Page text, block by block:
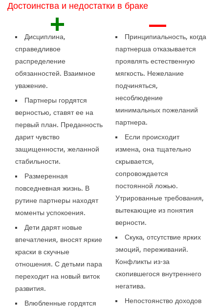
Достоинства и недостатки в браке
+
Дисциплина,
справедливое
распределение
обязанностей. Взаимное
уважение.
Партнеры гордятся
верностью, ставят ее на
первый план. Преданность
дарит чувство
защищенности, желанной
стабильности.
Размеренная
повседневная жизнь. В
рутине партнеры находят
моменты успокоения.
Дети дарят новые
впечатления, вносят яркие
краски в скучные
отношения. С детьми пара
переходит на новый виток
развития.
Влюбленные гордятся
—
Принципиальность, когда
партнерша отказывается
проявлять естественную
мягкость. Нежелание
подчиняться,
несоблюдение
минимальных пожеланий
партнера.
Если происходит
измена, она тщательно
скрывается,
сопровождается
постоянной ложью.
Утрированные требования,
вытекающие из понятия
верности.
Скука, отсутствие ярких
эмоций, переживаний.
Конфликты из-за
скопившегося внутреннего
негатива.
Непостоянство доходов